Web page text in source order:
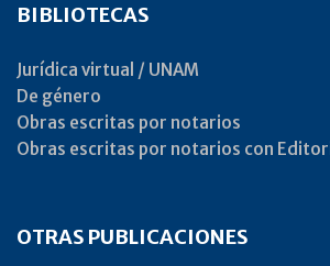
BIBLIOTECAS
Jurídica virtual / UNAM
De género
Obras escritas por notarios
Obras escritas por notarios con
OTRAS PUBLICACIONES